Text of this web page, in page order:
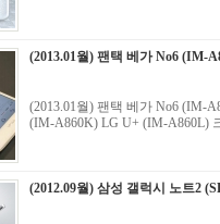
(2013.01월) 팬택 베가 No6 (IM-
(2013.01월) 팬택 베가 No6 (IM-
(IM-A860K) LG U+ (IM-A860L)
(2012.09월) 삼성 갤럭시 노트2